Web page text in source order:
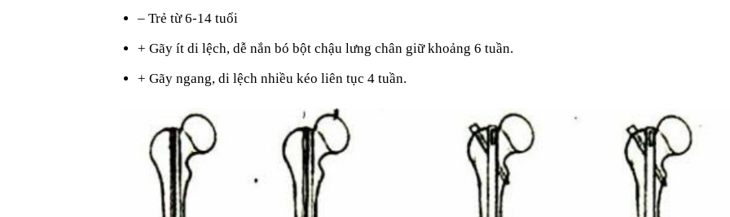
– Trẻ từ 6-14 tuổi
+ Gãy ít di lệch, dễ nắn bó bột chậu lưng chân giữ khoảng 6 tuần.
+ Gãy ngang, di lệch nhiều kéo liên tục 4 tuần.